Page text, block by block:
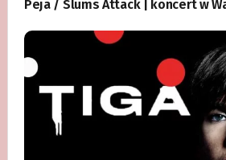
Peja / Slums Attack | koncert w